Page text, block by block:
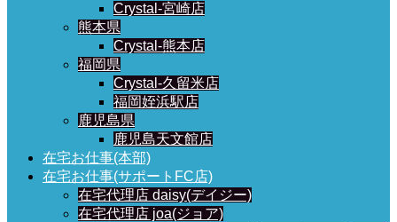
Crystal-宮崎店
熊本県
Crystal-熊本店
福岡県
Crystal-久留米店
福岡姪浜駅店
鹿児島県
鹿児島天文館店
在宅お仕事(本部)
在宅お仕事(サポートFC店)
在宅代理店 daisy(デイジー)
在宅代理店 joa(ジョア)